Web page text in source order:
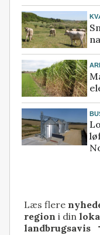
Læs flere
region i din
landbrugsavis